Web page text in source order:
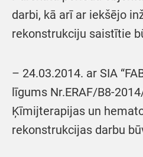
darbi, kā arī ar iekšējo
rekonstrukciju saistītie
– 24.03.2014. ar SIA
līgums Nr.ERAF/B8-
Ķīmijterapijas un
rekonstrukcijas darbu